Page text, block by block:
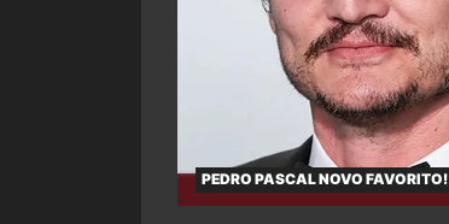
PEDRO PASCAL NOVO FAVORITO!